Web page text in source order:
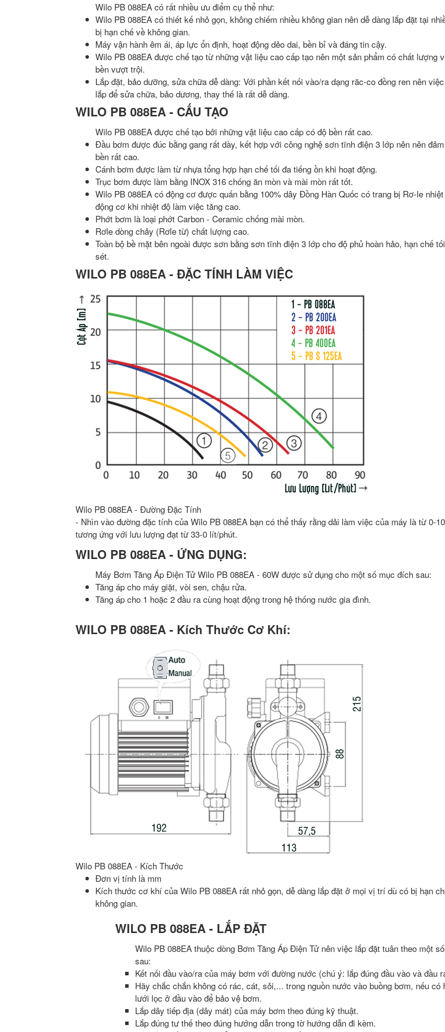
Wilo PB 088EA có rất nhiều ưu điểm cụ thể như:
Wilo PB 088EA có thiết kế nhỏ gọn, không chiếm nhiều không gian nên dễ dàng lắp đặt tại
bị hạn chế về không gian.
Máy vận hành êm ái, áp lực ổn định, hoạt động dẻo dai, bền bỉ và đáng tin cậy.
Wilo PB 088EA được chế tạo từ những vật liệu cao cấp tạo nên một sản phẩm có chất lượng
bền vượt trội.
Lắp đặt, bảo dưỡng, sửa chữa dễ dàng: Với phần kết nối vào/ra dạng răc-co đồng ren nên
lắp để sửa chữa, bảo dương, thay thế là rất dễ dàng.
WILO PB 088EA - CẤU TẠO
Wilo PB 088EA được chế tạo bởi những vật liệu cao cấp có độ bền rất cao.
Đầu bơm được đúc bằng gang rất dày, kết hợp với công nghệ sơn tĩnh điện 3 lớp nên nên
bền rất cao.
Cánh bơm được làm từ nhựa tổng hợp hạn chế tối đa tiếng ồn khi hoạt động.
Trục bơm được làm bằng INOX 316 chống ăn mòn và mài mòn rất tốt.
Wilo PB 088EA có động cơ được quấn bằng 100% dây Đồng Hàn Quốc có trang bị Rơ-le
động cơ khi nhiệt độ làm việc tăng cao.
Phớt bơm là loại phớt Carbon - Ceramic chống mài mòn.
Rơle dòng chảy (Rơle từ) chất lượng cao.
Toàn bộ bề mặt bên ngoài được sơn bằng sơn tĩnh điện 3 lớp cho độ phủ hoàn hảo, hạn chế
sét.
WILO PB 088EA - ĐẶC TÍNH LÀM VIỆC
Wilo PB 088EA - Đường Đặc Tính
- Nhìn vào đường đặc tính của Wilo PB 088EA bạn có thể thấy rằng dải làm việc của máy là từ 0-
tương ứng với lưu lượng đạt từ 33-0 lít/phút.
WILO PB 088EA - ỨNG DỤNG:
Máy Bơm Tăng Áp Điện Tử Wilo PB 088EA - 60W được sử dụng cho một số mục đích sau:
Tăng áp cho máy giặt, vòi sen, chậu rửa.
Tăng áp cho 1 hoặc 2 đầu ra cùng hoạt động trong hệ thống nước gia đình.
WILO PB 088EA - Kích Thước Cơ Khí:
Wilo PB 088EA - Kích Thước
Đơn vị tính là mm
Kích thước cơ khí của Wilo PB 088EA rất nhỏ gọn, dễ dàng lắp đặt ở mọi vị trí dù có bị hạn
không gian.
WILO PB 088EA - LẮP ĐẶT
Wilo PB 088EA thuộc dòng Bơm Tăng Áp Điện Tử nên việc lắp đặt tuân theo một
sau:
Kết nối đầu vào/ra của máy bơm với đường nước (chú ý: lắp đúng đầu vào và đầu
Hãy chắc chắn không có rác, cát, sỏi,... trong nguồn nước vào buồng bơm, nếu có
lưới lọc ở đầu vào để bảo vệ bơm.
Lắp dây tiếp địa (dây mát) của máy bơm theo đúng kỹ thuật.
Lắp đúng tư thế theo đúng hướng dẫn trong tờ hướng dẫn đi kèm.